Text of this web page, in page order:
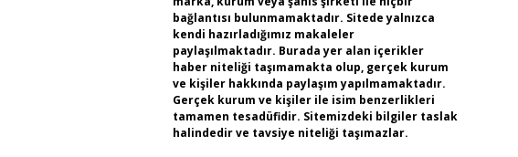
bağlantısı bulunmamaktadır. Sitede yalnızca
kendi hazırladığımız makaleler
paylaşılmaktadır. Burada yer alan içerikler
haber niteliği taşımamakta olup, gerçek kurum
ve kişiler hakkında paylaşım yapılmamaktadır.
Gerçek kurum ve kişiler ile isim benzerlikleri
tamamen tesadüfidir. Sitemizdeki bilgiler taslak
halindedir ve tavsiye niteliği taşımazlar.